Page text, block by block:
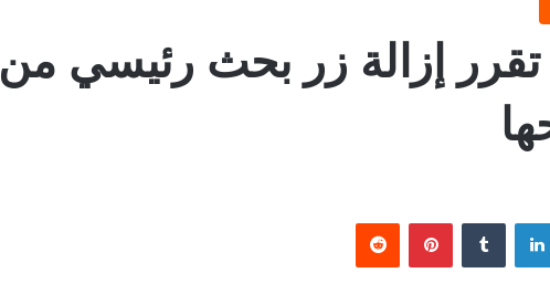
إزالة زر بحث رئيسي من
لينكدإن بينتيريست